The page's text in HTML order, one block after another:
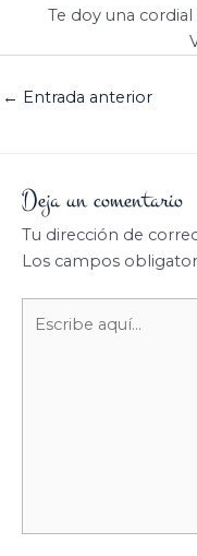
Te doy una
← Entrada anterior
Deja un comentario
Tu dirección de
Los campos
aquí...